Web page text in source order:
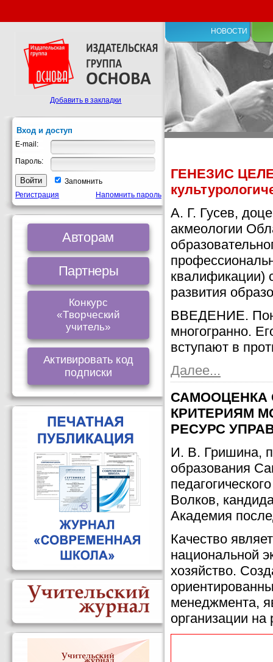
НОВОСТИ
ГЕНЕЗИС
А. Г. Гусев,
акмеологии
квалификации)
развития
ВВЕДЕНИЕ.
многогранно.
вступают в
Далее...
САМООЦЕНКА
КРИТЕРИЯМ
РЕСУРС
И. В. Гришина,
образования
Волков,
Академия
Качество
национальной
хозяйство.
менеджмента,
организации на
Добавить в закладки
Вход и доступ
E-mail:
Пароль:
Запомнить
Регистрация
Напомнить пароль
Авторам
Партнеры
Конкурс
«Творческий
учитель»
Активировать код
подписки